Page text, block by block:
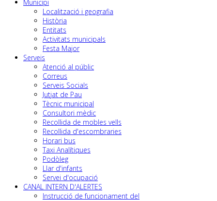
Municipi
Localització i geografia
Història
Entitats
Activitats municipals
Festa Major
Serveis
Atenció al públic
Correus
Serveis Socials
Jutjat de Pau
Tècnic municipal
Consultori mèdic
Recollida de mobles vells
Recollida d'escombraries
Horari bus
Taxi Analítiques
Podòleg
Llar d'infants
Servei d'ocupació
CANAL INTERN D'ALERTES
Instrucció de funcionament del